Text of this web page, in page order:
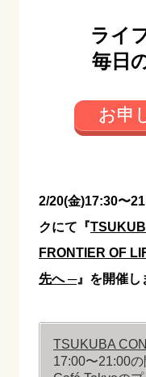
ライ
毎日
お申
2/20(金)17:30〜
クにて『
FRONTIER OF
先へ ─』を開催し
TSUKUBA
17:00〜21:00